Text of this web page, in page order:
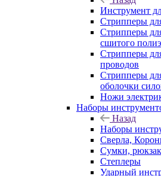
Инструмент
Стрипперы
Стрипперы
сшитого
Cтрипперы
проводов
Стрипперы
оболочки
Ножи
Наборы
Назад
Наборы
Сверла,
Сумки,
Степлеры
Ударный